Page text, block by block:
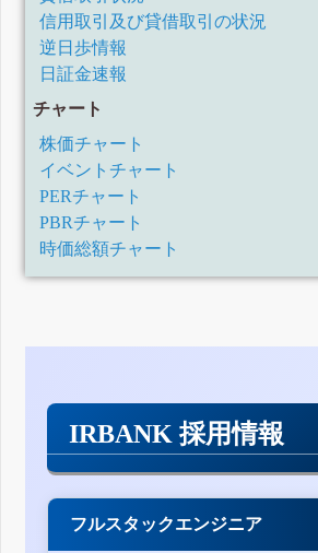
信用取引及び貸借取引の状況
逆日歩情報
日証金速報
チャート
株価チャート
イベントチャート
PERチャート
PBRチャート
時価総額チャート
IRBANK 採用情報
フルスタックエンジニア